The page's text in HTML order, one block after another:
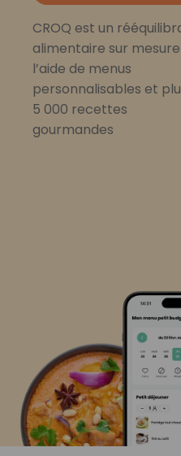
CROQ est un
alimentaire sur
l’aide de menus
personnalisables et
5 000 recettes
gourmandes